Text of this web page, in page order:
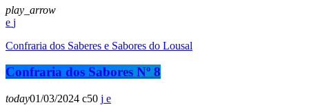
play_arrow
Confraria dos Saberes e Sabores do Lousal
Confraria dos Sabores Nº 8
today01/03/2024 50